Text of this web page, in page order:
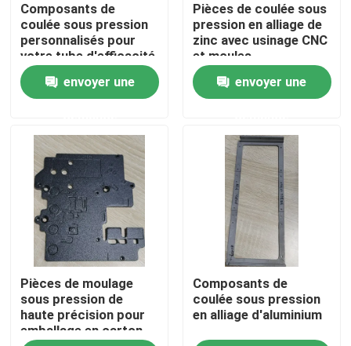
A propos de nous
Visite d'usine
Contrôle de la qualité
Demande de soumission
pièces moulées par injection
pièces moulées en plastique
Moulage par injection de précision
Composants de
coulée sous pression
personnalisés pour
votre tube d'efficacité
de production
envoyer une
Pièces de coulée sous
pression en alliage de
zinc avec usinage CNC
et moules
personnalisés
envoyer une
Pièces de moulage
sous pression de
haute précision pour
emballage en carton
Composants de
coulée sous pression
en alliage d'aluminium